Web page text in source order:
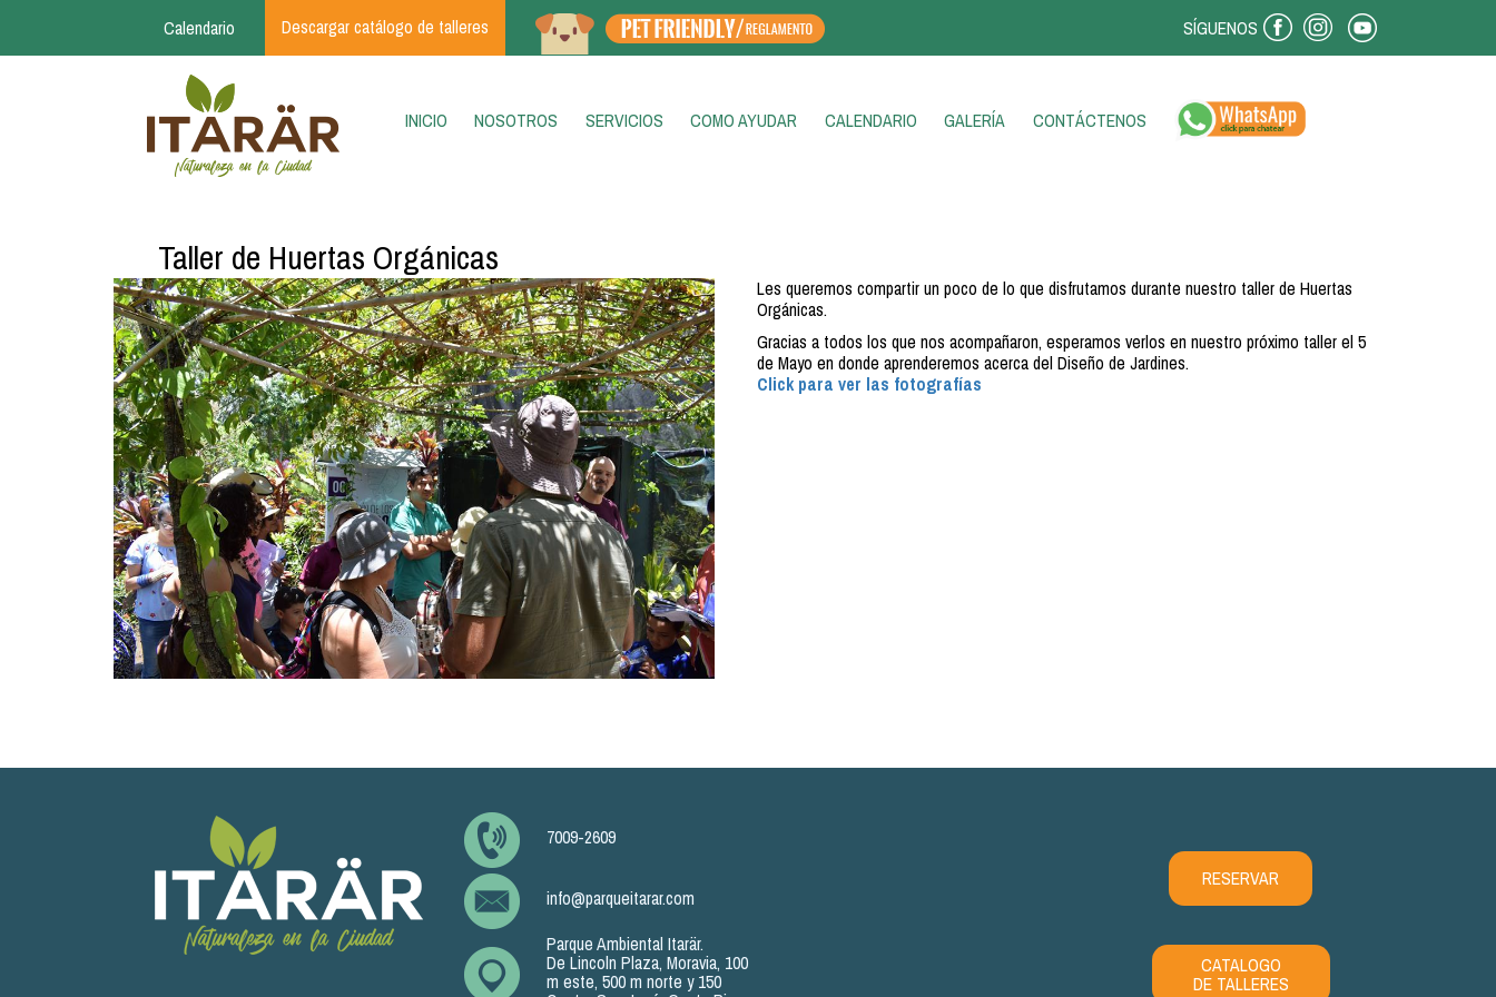
Calendario Descargar catálogo de talleres SÍGUENOS
INICIO(CURRENT)
NOSOTROS SERVICIOS COMO AYUDAR CALENDARIO GALERÍA CONTÁCTENOS
Taller de Huertas Orgánicas
Les queremos compartir un poco de lo que disfrutamos durante nuestro taller de Huertas
Orgánicas.
Gracias a todos los que nos acompañaron, esperamos verlos en nuestro próximo taller el 5
de Mayo en donde aprenderemos acerca del Diseño de Jardines.
Click para ver las fotografías
7009-2609
info@parqueitarar.com
Parque Ambiental Itarär.
De Lincoln Plaza, Moravia, 100
m este, 500 m norte y 150
RESERVAR
CATALOGO
DE TALLERES